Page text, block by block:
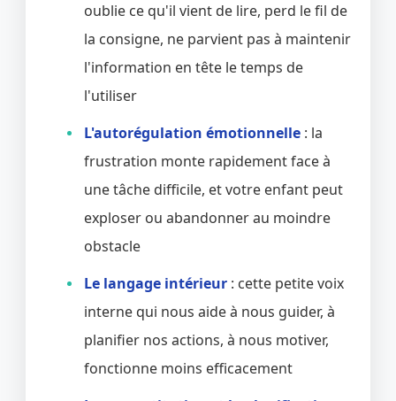
oublie ce qu'il vient de lire, perd le fil de
la consigne, ne parvient pas à maintenir
l'information en tête le temps de
l'utiliser
L'autorégulation émotionnelle : la
frustration monte rapidement face à
une tâche difficile, et votre enfant peut
exploser ou abandonner au moindre
obstacle
Le langage intérieur : cette petite voix
interne qui nous aide à nous guider, à
planifier nos actions, à nous motiver,
fonctionne moins efficacement